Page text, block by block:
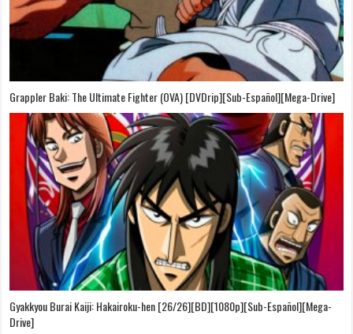
Grappler Baki: The Ultimate Fighter (OVA) [DVDrip][Sub-Español][Mega-Drive]
Gyakkyou Burai Kaiji: Hakairoku-hen [26/26][BD][1080p][Sub-Español][Mega-
Drive]